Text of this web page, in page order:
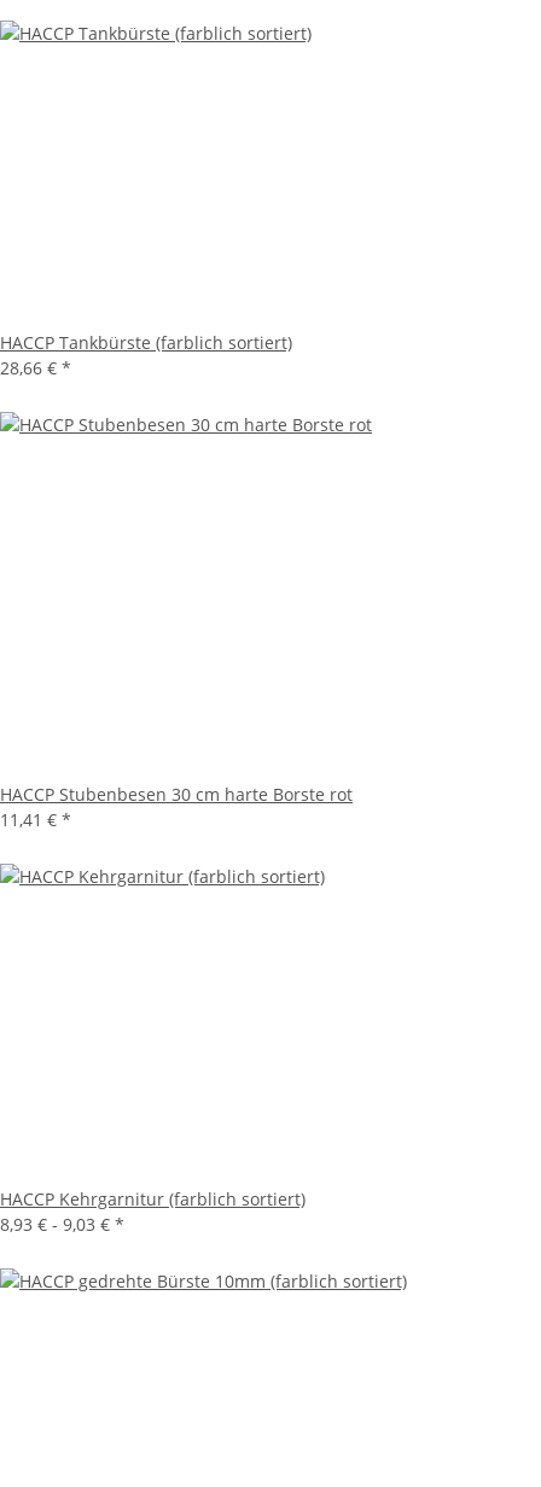
HACCP Tankbürste (farblich sortiert)
28,66 € *
HACCP Stubenbesen 30 cm harte Borste rot
11,41 € *
HACCP Kehrgarnitur (farblich sortiert)
8,93 € - 9,03 € *